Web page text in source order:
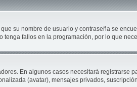
su nombre de usuario y contraseña se
fallos en la programación, por lo que
En algunos casos necesitará
(avatar), mensajes privados,